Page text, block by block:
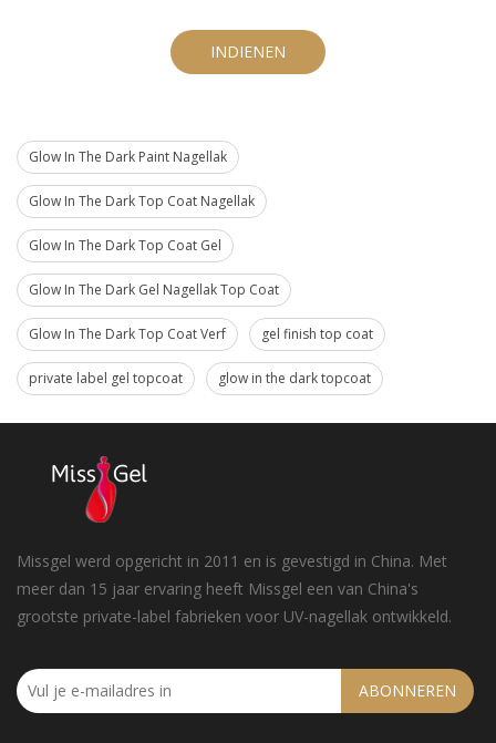
INDIENEN
Glow In The Dark Paint Nagellak
Glow In The Dark Top Coat Nagellak
Glow In The Dark Top Coat Gel
Glow In The Dark Gel Nagellak Top Coat
Glow In The Dark Top Coat Verf gel finish top coat
private label gel topcoat glow in the dark topcoat
Missgel werd opgericht in 2011 en is gevestigd in China. Met
meer dan 15 jaar ervaring heeft Missgel een van China's
grootste private-label fabrieken voor UV-nagellak ontwikkeld.
ABONNEREN